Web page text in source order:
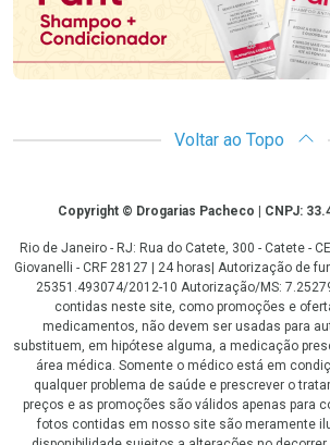
Voltar ao Topo
CopyrightCopyright © Drogarias Pacheco | CNPJ:
Rio de Janeiro - RJ: Rua do Catete, 300 - Catete -
Giovanelli - CRF 28127 | 24 horas| Autorização de
25351.493074/2012-10 Autorização/MS:
contidas neste site, como promoções e
medicamentos, não devem ser usadas para
substituem, em hipótese alguma, a medicação
área médica. Somente o médico está em
qualquer problema de saúde e prescrever o
preços e as promoções são válidos apenas para
fotos contidas em nosso site são meramente